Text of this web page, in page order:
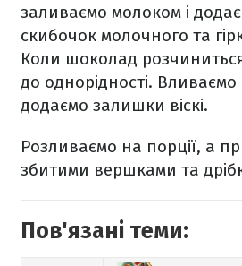
заливаємо молоком і
скибочок молочного та
Коли шоколад
до однорідності. Вливаємо
додаємо залишки віскі.
Розливаємо на порції, а
збитими вершками та
Пов'язані теми: